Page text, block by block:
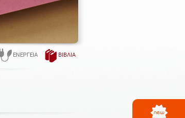
ΕΝΈΡΓΕΙΑ ΒΙΒΛΊΑ